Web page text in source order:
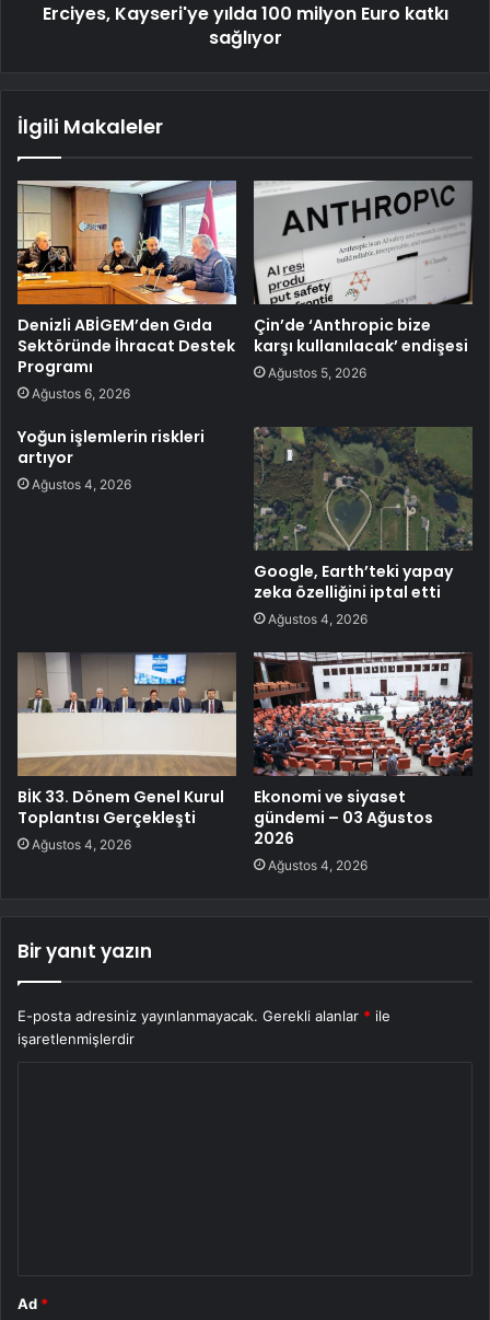
Erciyes, Kayseri'ye yılda 100 milyon Euro katkı
sağlıyor
İlgili Makaleler
Denizli ABİGEM’den Gıda
Sektöründe İhracat Destek
Programı
Ağustos 6, 2026
Çin’de ‘Anthropic bize
karşı kullanılacak’ endişesi
Ağustos 5, 2026
Yoğun işlemlerin riskleri
artıyor
Ağustos 4, 2026
Google, Earth’teki yapay
zeka özelliğini iptal etti
Ağustos 4, 2026
BİK 33. Dönem Genel Kurul
Toplantısı Gerçekleşti
Ağustos 4, 2026
Ekonomi ve siyaset
gündemi – 03 Ağustos
2026
Ağustos 4, 2026
Bir yanıt yazın
E-posta adresiniz yayınlanmayacak. Gerekli alanlar * ile
işaretlenmişlerdir
Ad *